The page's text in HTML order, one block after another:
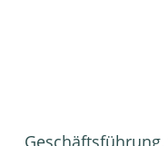
Geschäftsführung,